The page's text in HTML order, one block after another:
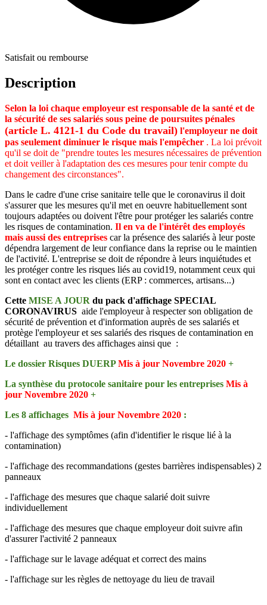
Satisfait ou rembourse
Description
Selon la loi chaque employeur est responsable de la santé et de
la sécurité de ses salariés sous peine de poursuites pénales
(article L. 4121-1 du Code du travail) l'employeur ne doit
pas seulement diminuer le risque mais l'empêcher . La loi prévoit
qu'il se doit de "prendre toutes les mesures nécessaires de prévention
et doit veiller à l'adaptation des ces mesures pour tenir compte du
changement des circonstances".
Dans le cadre d'une crise sanitaire telle que le coronavirus il doit
s'assurer que les mesures qu'il met en oeuvre habituellement sont
toujours adaptées ou doivent l'être pour protéger les salariés contre
les risques de contamination. Il en va de l'intérêt des employés
mais aussi des entreprises car la présence des salariés à leur poste
dépendra largement de leur confiance dans la reprise ou le maintien
de l'activité. L'entreprise se doit de répondre à leurs inquiétudes et
les protéger contre les risques liés au covid19, notamment ceux qui
sont en contact avec les clients (ERP : commerces, artisans...)
Cette MISE A JOUR du pack d'affichage SPECIAL
CORONAVIRUS aide l'employeur à respecter son obligation de
sécurité de prévention et d'information auprès de ses salariés et
protège l'employeur et ses salariés des risques de contamination en
détaillant au travers des affichages ainsi que :
Le dossier Risques DUERPMis à jour Novembre 2020 +
La synthèse du protocole sanitaire pour les entreprises Mis à
jour Novembre 2020 +
Les 8 affichages Mis à jour Novembre 2020 :
- l'affichage des symptômes (afin d'identifier le risque lié à la
contamination)
- l'affichage des recommandations (gestes barrières indispensables) 2
panneaux
- l'affichage des mesures que chaque salarié doit suivre
individuellement
- l'affichage des mesures que chaque employeur doit suivre afin
d'assurer l'activité 2 panneaux
- l'affichage sur le lavage adéquat et correct des mains
- l'affichage sur les règles de nettoyage du lieu de travail